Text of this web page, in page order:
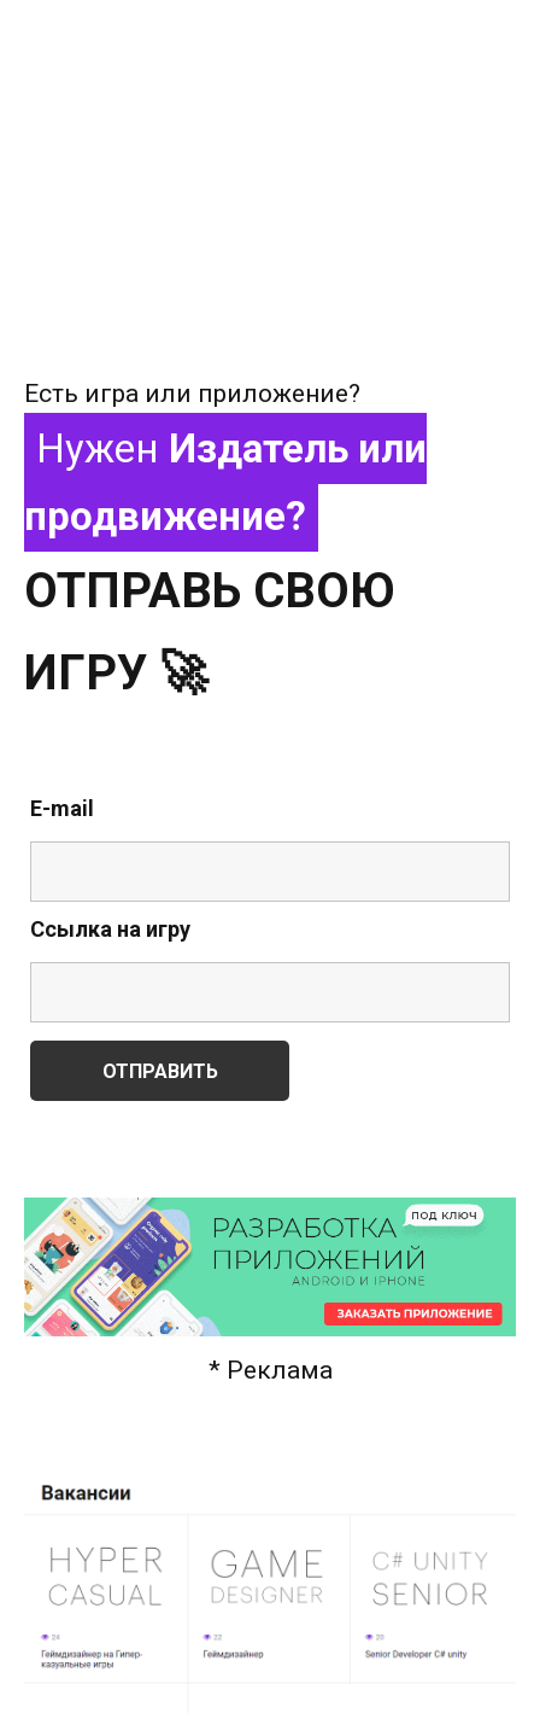
Есть игра или приложение?
Нужен Издатель или
продвижение?
ОТПРАВЬ СВОЮ
ИГРУ 🚀
E-mail
Ссылка на игру
* Реклама